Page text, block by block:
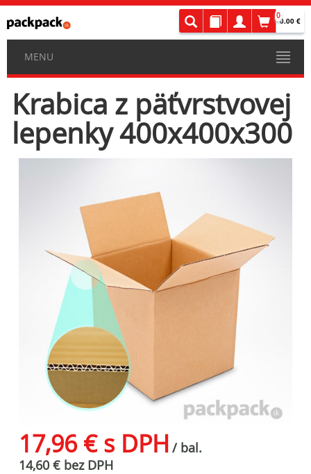
0
0.00 €
MENU
Krabica z päťvrstvovej
lepenky 400x400x300
17,96 € s DPH / bal.
14,60 € bez DPH